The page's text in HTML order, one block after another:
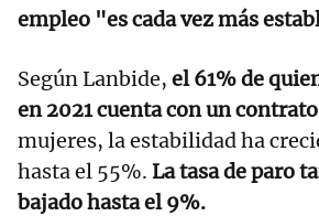
empleo "es cada vez más
Según Lanbide, el 61% de
en 2021 cuenta con un
mujeres, la estabilidad ha
hasta el 55%. La tasa de paro
bajado hasta el 9%.